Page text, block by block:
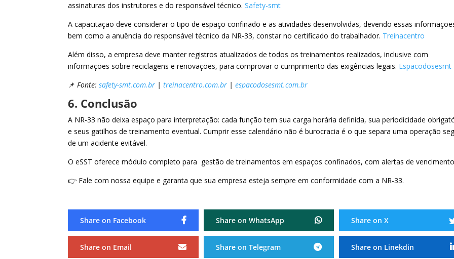
assinaturas dos instrutores e do responsável técnico. Safety-smt
A capacitação deve considerar o tipo de espaço confinado e as atividades desenvolvidas, devendo essas
bem como a anuência do responsável técnico da NR-33, constar no certificado do trabalhador. Treinacentro
Além disso, a empresa deve manter registros atualizados de todos os treinamentos realizados, inclusive com
informações sobre reciclagens e renovações, para comprovar o cumprimento das exigências legais. Espacodosesmt
📌Fonte: safety-smt.com.br | treinacentro.com.br | espacodosesmt.com.br
6. Conclusão
A NR-33 não deixa espaço para interpretação: cada função tem sua carga horária definida, sua periodicidade
e seus gatilhos de treinamento eventual. Cumprir esse calendário não é burocracia é o que separa uma operação
de um acidente evitável.
O eSST oferece módulo completo para gestão de treinamentos em espaços confinados, com alertas de
👉 Fale com nossa equipe e garanta que sua empresa esteja sempre em conformidade com a NR-33.
Share on Facebook Share on WhatsApp Share on X
Share on Email Share on Telegram Share on Linekdin